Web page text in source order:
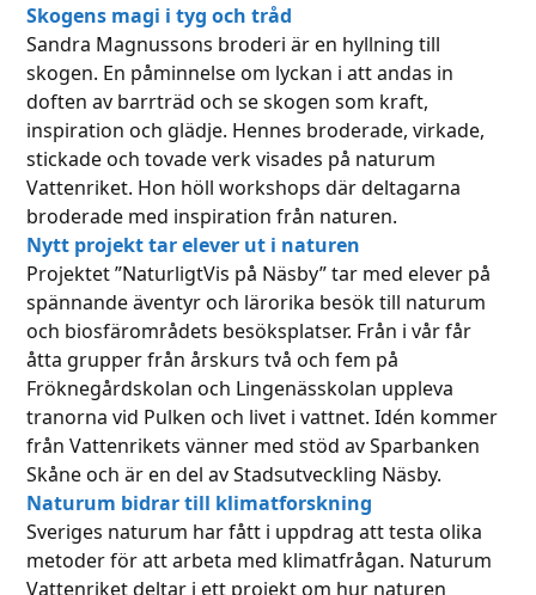
Skogens magi i tyg och tråd
Sandra Magnussons broderi är en hyllning till
skogen. En påminnelse om lyckan i att andas in
doften av barrträd och se skogen som kraft,
inspiration och glädje. Hennes broderade, virkade,
stickade och tovade verk visades på naturum
Vattenriket. Hon höll workshops där deltagarna
broderade med inspiration från naturen.
Nytt projekt tar elever ut i naturen
Projektet ”NaturligtVis på Näsby” tar med elever på
spännande äventyr och lärorika besök till naturum
och biosfärområdets besöksplatser. Från i vår får
åtta grupper från årskurs två och fem på
Fröknegårdskolan och Lingenässkolan uppleva
tranorna vid Pulken och livet i vattnet. Idén kommer
från Vattenrikets vänner med stöd av Sparbanken
Skåne och är en del av Stadsutveckling Näsby.
Naturum bidrar till klimatforskning
Sveriges naturum har fått i uppdrag att testa olika
metoder för att arbeta med klimatfrågan. Naturum
Vattenriket deltar i ett projekt om hur naturen